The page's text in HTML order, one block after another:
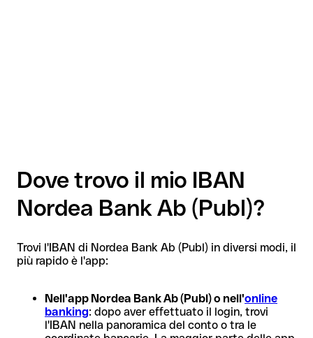
Dove trovo il mio IBAN
Nordea Bank Ab (Publ)?
Trovi l'IBAN di Nordea Bank Ab (Publ) in diversi modi, il
più rapido è l'app:
Nell'app Nordea Bank Ab (Publ) o nell'online
banking: dopo aver effettuato il login, trovi
l'IBAN nella panoramica del conto o tra le